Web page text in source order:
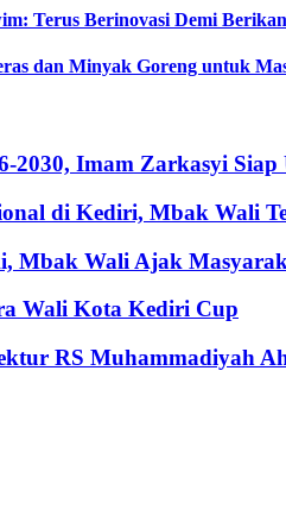
Terus Berinovasi Demi
dan Minyak Goreng untuk
Imam Zarkasyi
di Kediri, Mbak Wali
Mbak Wali Ajak
Wali Kota Kediri Cup
RS Muhammadiyah